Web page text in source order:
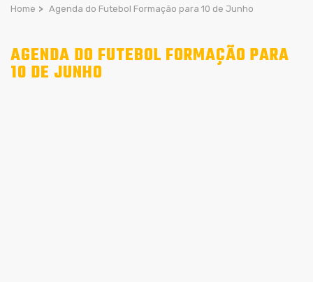
Home > Agenda do Futebol Formação para 10 de Junho
AGENDA DO FUTEBOL FORMAÇÃO PARA
10 DE JUNHO